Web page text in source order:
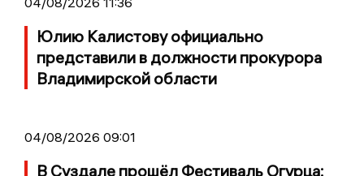
Юлию Калистову официально
представили в должности прокурора
Владимирской области
04/08/2026 09:01
В Суздале прошёл Фестиваль Огурца: